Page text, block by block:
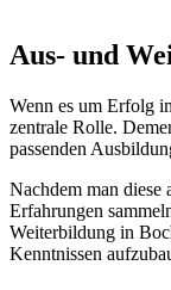
Aus- und
Wenn es um Erfolg
zentrale Rolle.
passenden
Nachdem man diese
Erfahrungen
Weiterbildung in
Kenntnissen